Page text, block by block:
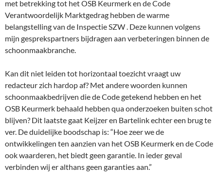
met betrekking tot het OSB Keurmerk en de Code
Verantwoordelijk Marktgedrag hebben de warme
belangstelling van de Inspectie SZW . Deze kunnen volgens
mijn gesprekspartners bijdragen aan verbeteringen binnen de
schoonmaakbranche.
Kan dit niet leiden tot horizontaal toezicht vraagt uw
redacteur zich hardop af? Met andere woorden kunnen
schoonmaakbedrijven die de Code getekend hebben en het
OSB Keurmerk behaald hebben qua onderzoeken buiten schot
blijven? Dit laatste gaat Keijzer en Bartelink echter een brug te
ver. De duidelijke boodschap is: “Hoe zeer we de
ontwikkelingen ten aanzien van het OSB Keurmerk en de Code
ook waarderen, het biedt geen garantie. In ieder geval
verbinden wij er althans geen garanties aan.”